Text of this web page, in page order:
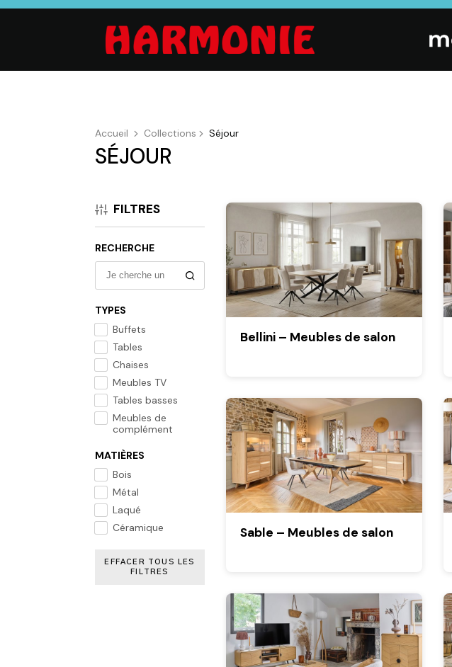
& composables,
Tables, Chaises,
Meubles TV,
Meubles de
Armoires, Lits,
Chevets,
Commodes
Sommiers,
électriques,
Linge de maison
Accueil Collections Séjour
SÉJOUR
FILTRES
RECHERCHE
TYPES
Buffets
Tables
Chaises
Meubles TV
Tables basses
Meubles de
complément
MATIÈRES
Bois
Métal
Laqué
Céramique
EFFACER TOUS LES
FILTRES
Bellini – Meubles de salon
Sable – Meubles de salon